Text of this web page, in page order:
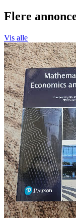
Flere
Vis alle